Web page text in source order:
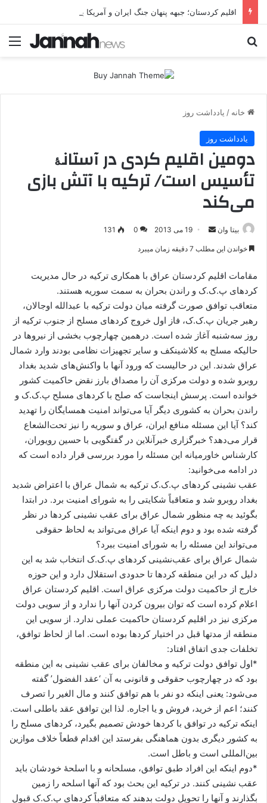
خانه / یادداشت روز
یادداشت روز
دومین اقلیم کردی در آستانۀ
تأسیس است/ ترکیه با آتش بازی
می‌کند
بیتا وان
ر
ل
م
19 می 2013 0
131
خواندن این مطلب 7 دقیقه زمان میبرد
مقامات اقلیم کردستان عراق با همکاری ترکیه در حال مدیریت
کردهای پ.ک.ک و راندن بحران به سمت سوریه هستند.
متعاقب توافق صورت گرفته میان دولت ترکیه با عبدالله اوجالان،
رهبر جریان پ.ک.ک، فاز اول خروج کردهای مسلح از جنوب ترکیه از
روز سه‌شنبه آغاز شده است. درهمین چهارچوب بخشی از نیروها در
حالیکه مسلح به کلاشینکف و سایر تجهیزات نظامی بودند وارد شمال
عراق شدند. این در حالیست که ورود آنها با واکنش‌های شدید بغداد
روبرو شده و دولت مرکزی آن را مصداق بارز نقض حاکمیت کشور
خوانده است. پرسش اینجاست که صلح با کردهای مسلح پ.ک.ک و
راندن بحران به کشوری دیگر آیا می‌تواند امنیت همسایگان را تهدید
کند؟ آیا این مسئله منافع ایران، عراق و سوریه را نیز تحت‌الشعاع
قرار می‌دهد؟ خبرگزاری خبرآنلاین در گفتگویی با حسین رویوران،
کارشناس خاورمیانه این مسئله را مورد بررسی قرار داده است که
در ادامه می‌خوانید:
عقب نشینی کردهای پ.ک.ک ترکیه به شمال عراق با اعتراض شدید
بغداد روبرو شد و متعاقباً شکایتی را به شورای امنیت برد. در ابتدا
بگوئید به چه منظور شمال عراق برای عقب نشینی کردها در نظر
گرفته شده بود و دوم اینکه آیا عراق می‌تواند به لحاظ حقوقی
می‌تواند این مسئله را به شورای امنیت ببرد؟
شمال عراق برای عقب‌نشینی کردهای پ.ک.ک انتخاب شد به این
دلیل که در این منطقه کردها تا حدودی استقلال دارد و این حوزه
خارج از حاکمیت دولت مرکزی عراق است. اقلیم کردستان عراق
اعلام کرده است که توان بیرون کردن آنها را ندارد و از سویی دولت
مرکزی نیز در اقلیم کردستان حاکمیت عملی ندارد. از سویی این
منطقه از مدتها قبل در اختیار کردها بوده است. اما از لحاظ توافق،
تخلفات جدی اتفاق افتاد:
*اول توافق دولت ترکیه و مخالفان برای عقب نشینی به این منطقه
بود که در چهارچوب حقوقی و قانونی به آن ‘عقد الفضول’ گفته
می‌شود: یعنی اینکه دو نفر با هم توافق کنند و مال الغیر را تصرف
کنند؛ اعم از خرید، فروش و یا اجاره. لذا این توافق عقد باطلی است.
اینکه ترکیه در توافق با کردها خودش تصمیم بگیرد، کردهای مسلح را
به کشور دیگری بدون هماهنگی بفرستد این اقدام قطعاً خلاف موازین
بین‌المللی است و باطل است.
*دوم اینکه این افراد طبق توافق، مسلحانه و با اسلحۀ خودشان باید
عقب نشینی کنند. در ترکیه این بحث بود که آنها اسلحه را زمین
بگذارند و آنها را تحویل دولت بدهند که متعاقباً کردهای پ.ک.ک قبول